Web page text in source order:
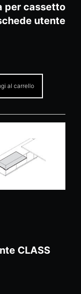
per cassetto
utente
al carrello
CLASS